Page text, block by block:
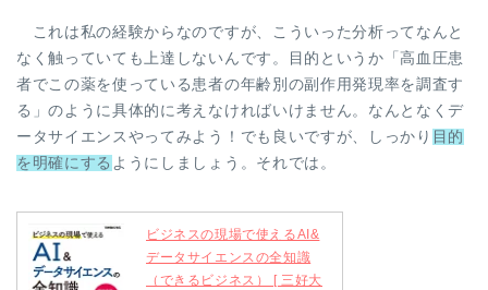
これは私の経験からなのですが、こういった分析ってなんと
なく触っていても上達しないんです。目的というか「高血圧患
者でこの薬を使っている患者の年齢別の副作用発現率を調査す
る」のように具体的に考えなければいけません。なんとなくデ
ータサイエンスやってみよう！でも良いですが、しっかり 目的
を明確にする ようにしましょう。それでは。
ビジネスの現場で使えるAI&
データサイエンスの全知識
（できるビジネス） [ 三好大